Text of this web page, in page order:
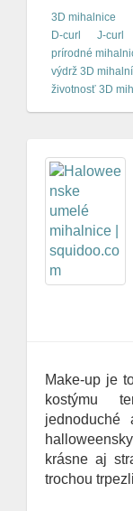
3D mihalnice
D-curl
J-curl
prírodné
výdrž 3D
životnosť 3D
Make-up je
kostýmu
krásne aj
trochou